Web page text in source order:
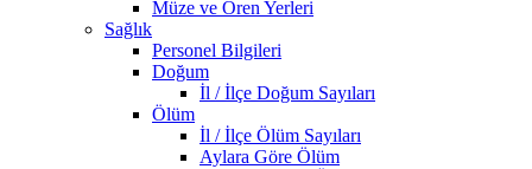
Müze ve Ören Yerleri
Sağlık
Personel Bilgileri
Doğum
İl / İlçe Doğum Sayıları
Ölüm
İl / İlçe Ölüm Sayıları
Aylara Göre Ölüm